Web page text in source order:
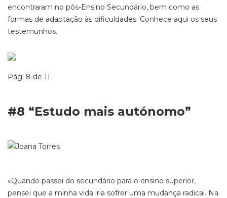
encontraram no pós-Ensino Secundário, bem como as
formas de adaptação às dificuldades. Conhece aqui os seus
testemunhos.
Pág. 8 de 11
#8 “Estudo mais autónomo”
«Quando passei do secundário para o ensino superior,
pensei que a minha vida iria sofrer uma mudança radical. Na